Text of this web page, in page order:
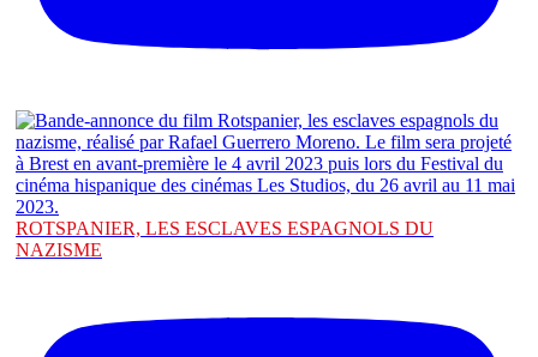
ROTSPANIER, LES ESCLAVES ESPAGNOLS DU
NAZISME